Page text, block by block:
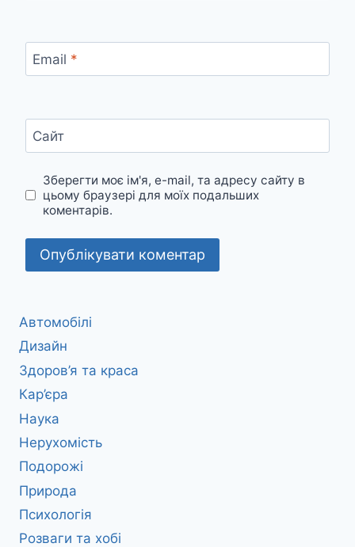
Email *
Сайт
Зберегти моє ім'я, e-mail, та адресу сайту в
цьому браузері для моїх подальших
коментарів.
Автомобілі
Дизайн
Здоров’я та краса
Кар’єра
Наука
Нерухомість
Подорожі
Природа
Психологія
Розваги та хобі